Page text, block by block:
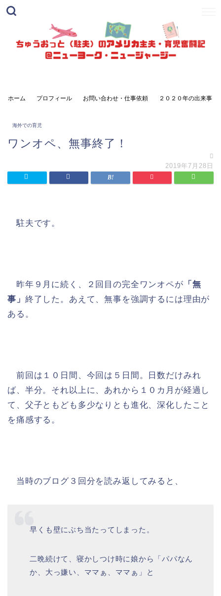
ホーム プロフィール お問い合わせ・仕事依頼 ２０２０年の出来事
海外での育児
ワンオペ、無事終了！
2019年7月28日
駐夫です。
昨年９月に続く、２回目の完全ワンオペが 「無
事」 終了した。あえて、無事を強調するには理由が
ある。
前回は１０日間、今回は５日間。日数だけみれ
ば、半分。それ以上に、あれから１０カ月が経過し
て、父子ともども多少なりとも進化、深化したこと
を痛感する。
当時のブログ３回分を読み返してみると、
早くも壁にぶち当たってしまった。
二晩続けて、寝かしつけ時に娘から「パパなん
か、大っ嫌い、ママぁ、ママぁ」と